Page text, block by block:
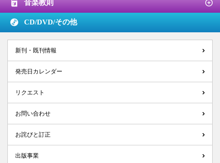
音楽教則
CD/DVD/その他
新刊・既刊情報
発売日カレンダー
リクエスト
お問い合わせ
お詫びと訂正
出版事業